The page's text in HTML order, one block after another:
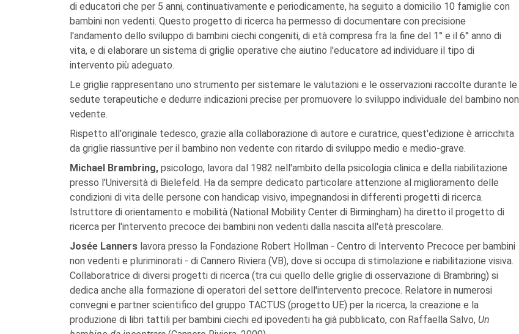
di educatori che per 5 anni, continuativamente e periodicamente, ha seguito a domicilio 10 famiglie con
bambini non vedenti. Questo progetto di ricerca ha permesso di documentare con precisione
l'andamento dello sviluppo di bambini ciechi congeniti, di età compresa fra la fine del 1° e il 6° anno di
vita, e di elaborare un sistema di griglie operative che aiutino l'educatore ad individuare il tipo di
intervento più adeguato.
Le griglie rappresentano uno strumento per sistemare le valutazioni e le osservazioni raccolte durante le
sedute terapeutiche e dedurre indicazioni precise per promuovere lo sviluppo individuale del bambino non
vedente.
Rispetto all'originale tedesco, grazie alla collaborazione di autore e curatrice, quest'edizione è arricchita
da griglie riassuntive per il bambino non vedente con ritardo di sviluppo medio e medio-grave.
Michael Brambring, psicologo, lavora dal 1982 nell'ambito della psicologia clinica e della riabilitazione
presso l'Università di Bielefeld. Ha da sempre dedicato particolare attenzione al miglioramento delle
condizioni di vita delle persone con handicap visivo, impegnandosi in differenti progetti di ricerca.
Istruttore di orientamento e mobilità (National Mobility Center di Birmingham) ha diretto il progetto di
ricerca per l'intervento precoce dei bambini non vedenti dalla nascita all'età prescolare.
Josée Lanners lavora presso la Fondazione Robert Hollman - Centro di Intervento Precoce per bambini
non vedenti e pluriminorati - di Cannero Riviera (VB), dove si occupa di stimolazione e riabilitazione visiva.
Collaboratrice di diversi progetti di ricerca (tra cui quello delle griglie di osservazione di Brambring) si
dedica anche alla formazione di operatori del settore dell'intervento precoce. Relatore in numerosi
convegni e partner scientifico del gruppo TACTUS (progetto UE) per la ricerca, la creazione e la
produzione di libri tattili per bambini ciechi ed ipovedenti ha già pubblicato, con Raffaella Salvo, Un